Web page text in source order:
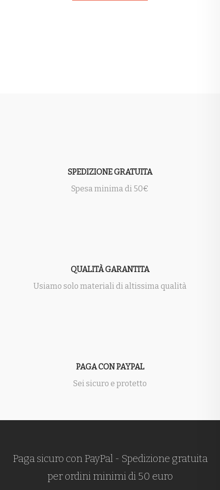
SPEDIZIONE GRATUITA
Spesa minima di 50€
QUALITÀ GARANTITA
Usiamo solo materiali di altissima qualità
PAGA CON PAYPAL
Sei sicuro e protetto
Paga sicuro con PayPal - Spedizione gratuita
per ordini minimi di 50 euro